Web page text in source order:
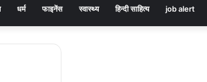
धर्म फाइनेंस स्वास्थ्य हिन्दी साहित्य job alert